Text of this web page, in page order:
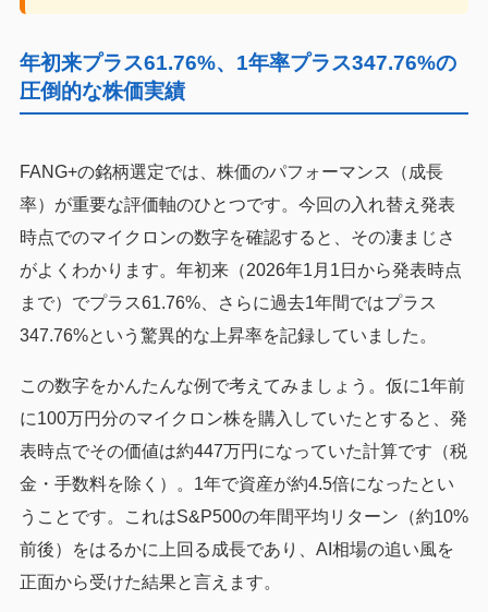
年初来プラス61.76%、1年率プラス347.76%の
圧倒的な株価実績
FANG+の銘柄選定では、株価のパフォーマンス（成長
率）が重要な評価軸のひとつです。今回の入れ替え発表
時点でのマイクロンの数字を確認すると、その凄まじさ
がよくわかります。年初来（2026年1月1日から発表時点
まで）でプラス61.76%、さらに過去1年間ではプラス
347.76%という驚異的な上昇率を記録していました。
この数字をかんたんな例で考えてみましょう。仮に1年前
に100万円分のマイクロン株を購入していたとすると、発
表時点でその価値は約447万円になっていた計算です（税
金・手数料を除く）。1年で資産が約4.5倍になったとい
うことです。これはS&P500の年間平均リターン（約10%
前後）をはるかに上回る成長であり、AI相場の追い風を
正面から受けた結果と言えます。